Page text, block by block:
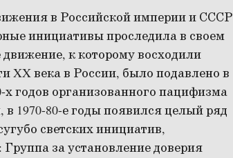
в Российской империи и СССР
инициативы проследила в своем
к которому восходили
XX века в России, было подавлено в
х годов организованного пацифизма
1970-80-е годы появился целый ряд
светских инициатив,
за установление доверия